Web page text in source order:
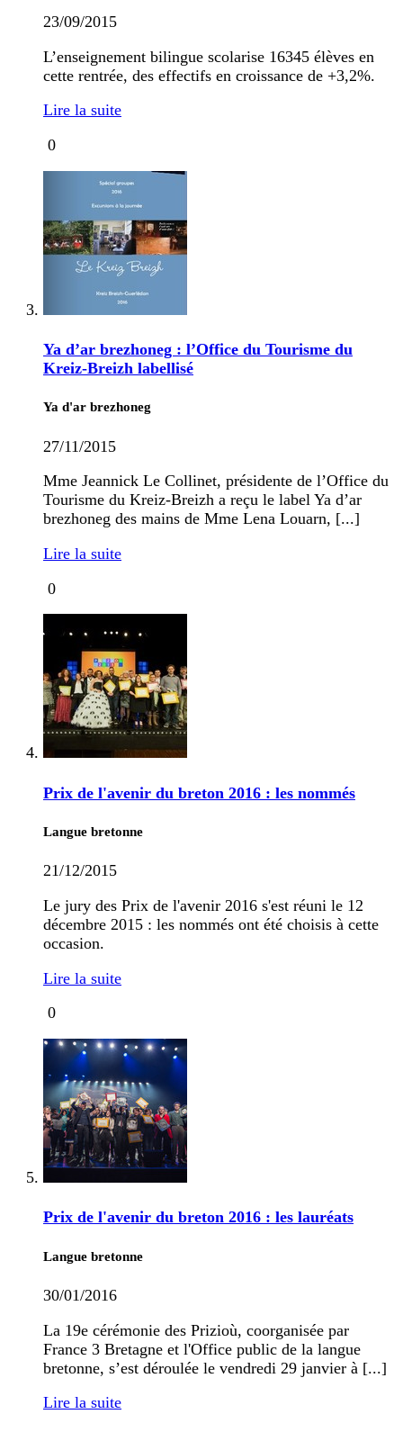
23/09/2015
L’enseignement bilingue scolarise 16345 élèves en
cette rentrée, des effectifs en croissance de +3,2%.
Lire la suite
0
Ya d’ar brezhoneg : l’Office du Tourisme du
Kreiz-Breizh labellisé
Ya d'ar brezhoneg
27/11/2015
Mme Jeannick Le Collinet, présidente de l’Office du
Tourisme du Kreiz-Breizh a reçu le label Ya d’ar
brezhoneg des mains de Mme Lena Louarn, [...]
Lire la suite
0
Prix de l'avenir du breton 2016 : les nommés
Langue bretonne
21/12/2015
Le jury des Prix de l'avenir 2016 s'est réuni le 12
décembre 2015 : les nommés ont été choisis à cette
occasion.
Lire la suite
0
Prix de l'avenir du breton 2016 : les lauréats
Langue bretonne
30/01/2016
La 19e cérémonie des Prizioù, coorganisée par
France 3 Bretagne et l'Office public de la langue
bretonne, s’est déroulée le vendredi 29 janvier à [...]
Lire la suite